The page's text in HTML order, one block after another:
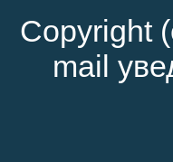
Copyright
mail